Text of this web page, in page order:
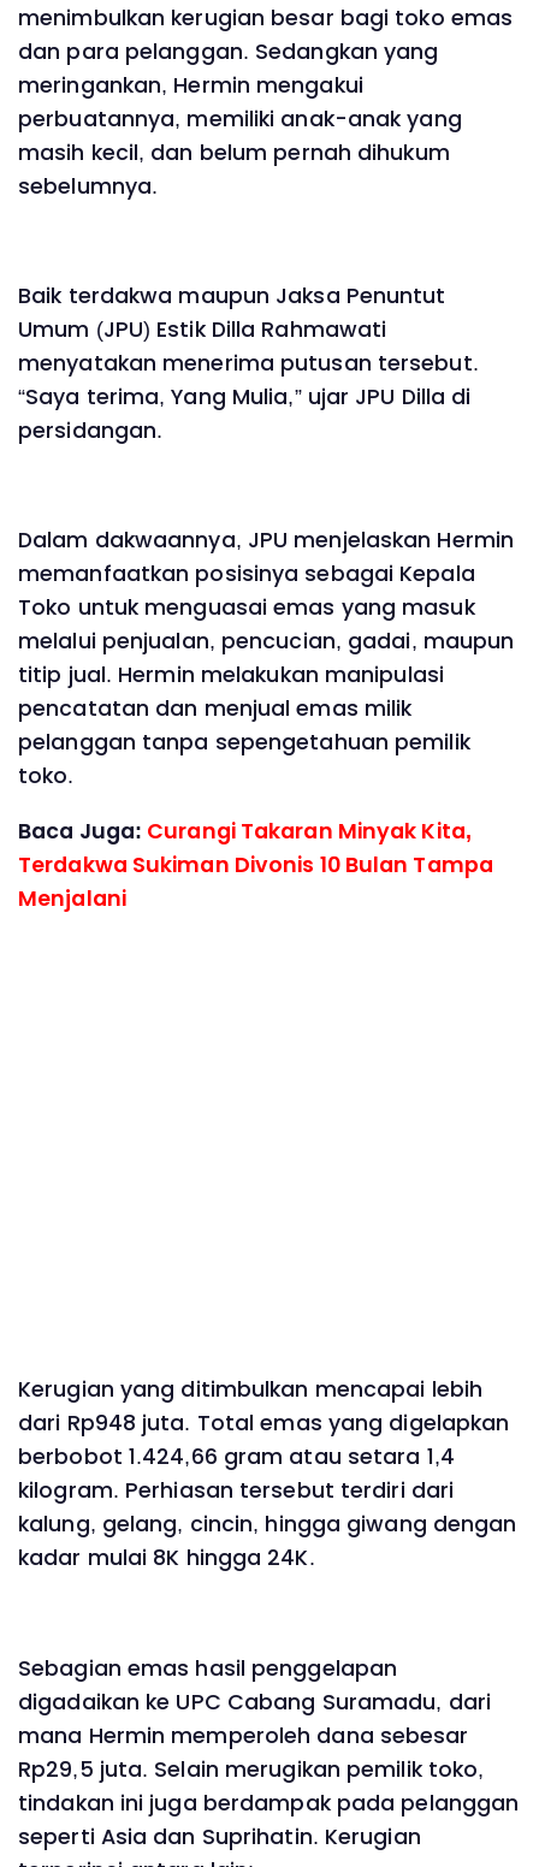
menimbulkan kerugian besar bagi toko emas
dan para pelanggan. Sedangkan yang
meringankan, Hermin mengakui
perbuatannya, memiliki anak-anak yang
masih kecil, dan belum pernah dihukum
sebelumnya.
Baik terdakwa maupun Jaksa Penuntut
Umum (JPU) Estik Dilla Rahmawati
menyatakan menerima putusan tersebut.
“Saya terima, Yang Mulia,” ujar JPU Dilla di
persidangan.
Dalam dakwaannya, JPU menjelaskan Hermin
memanfaatkan posisinya sebagai Kepala
Toko untuk menguasai emas yang masuk
melalui penjualan, pencucian, gadai, maupun
titip jual. Hermin melakukan manipulasi
pencatatan dan menjual emas milik
pelanggan tanpa sepengetahuan pemilik
toko.
Baca Juga: Curangi Takaran Minyak Kita,
Terdakwa Sukiman Divonis 10 Bulan Tampa
Menjalani
Kerugian yang ditimbulkan mencapai lebih
dari Rp948 juta. Total emas yang digelapkan
berbobot 1.424,66 gram atau setara 1,4
kilogram. Perhiasan tersebut terdiri dari
kalung, gelang, cincin, hingga giwang dengan
kadar mulai 8K hingga 24K.
Sebagian emas hasil penggelapan
digadaikan ke UPC Cabang Suramadu, dari
mana Hermin memperoleh dana sebesar
Rp29,5 juta. Selain merugikan pemilik toko,
tindakan ini juga berdampak pada pelanggan
seperti Asia dan Suprihatin. Kerugian